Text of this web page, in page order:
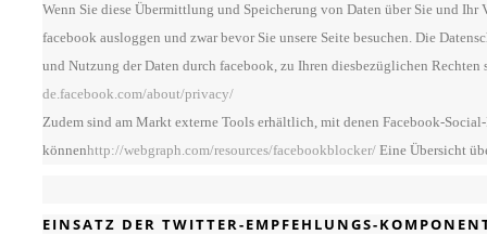
Wenn Sie diese Übermittlung und Speicherung von Daten über Sie und
facebook ausloggen und zwar bevor Sie unsere Seite besuchen. Die
und Nutzung der Daten durch facebook, zu Ihren diesbezüglichen
de.facebook.com/about/privacy/
Zudem sind am Markt externe Tools erhältlich, mit denen Facebook-
könnenhttp://webgraph.com/resources/facebookblocker/Eine Übersicht
EINSATZ DER TWITTER-EMPFEHLUNGS-